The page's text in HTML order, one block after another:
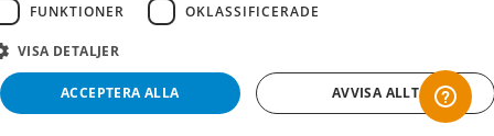
FUNKTIONER OKLASSIFICERADE
VISA DETALJER
ACCEPTERA ALLA AVVISA ALLT